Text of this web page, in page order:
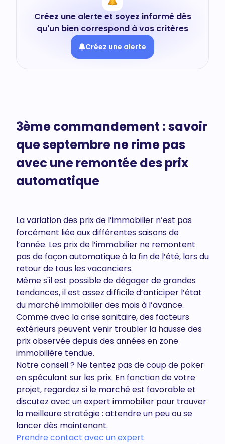
Créez une alerte et soyez informé dès
qu'un bien correspond à vos critères
Créez une alerte
3ème commandement : savoir
que septembre ne rime pas
avec une remontée des prix
automatique
La variation des prix de l’immobilier n’est pas
forcément liée aux différentes saisons de
l’année. Les prix de l’immobilier ne remontent
pas de façon automatique à la fin de l’été, lors du
retour de tous les vacanciers.
Même s'il est possible de dégager de grandes
tendances, il est assez difficile d’anticiper l’état
du marché immobilier des mois à l’avance.
Comme avec la crise sanitaire, des facteurs
extérieurs peuvent venir troubler la hausse des
prix observée depuis des années en zone
immobilière tendue.
Notre conseil ? Ne tentez pas de coup de poker
en spéculant sur les prix. En fonction de votre
projet, regardez si le marché est favorable et
discutez avec un expert immobilier pour trouver
la meilleure stratégie : attendre un peu ou se
lancer dès maintenant.
Prendre contact avec un expert